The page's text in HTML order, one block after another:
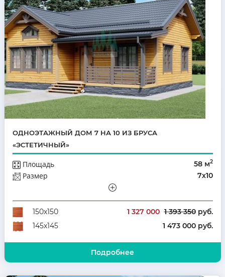
ОДНОЭТАЖНЫЙ ДОМ 7 НА 10 ИЗ БРУСА
«ЭСТЕТИЧНЫЙ»
Площадь 58 м2
Размер 7х10
Количество комнат
3
150х150
1 327 000 1 393 350руб.
145х145
1 473 000 руб.
Подробнее